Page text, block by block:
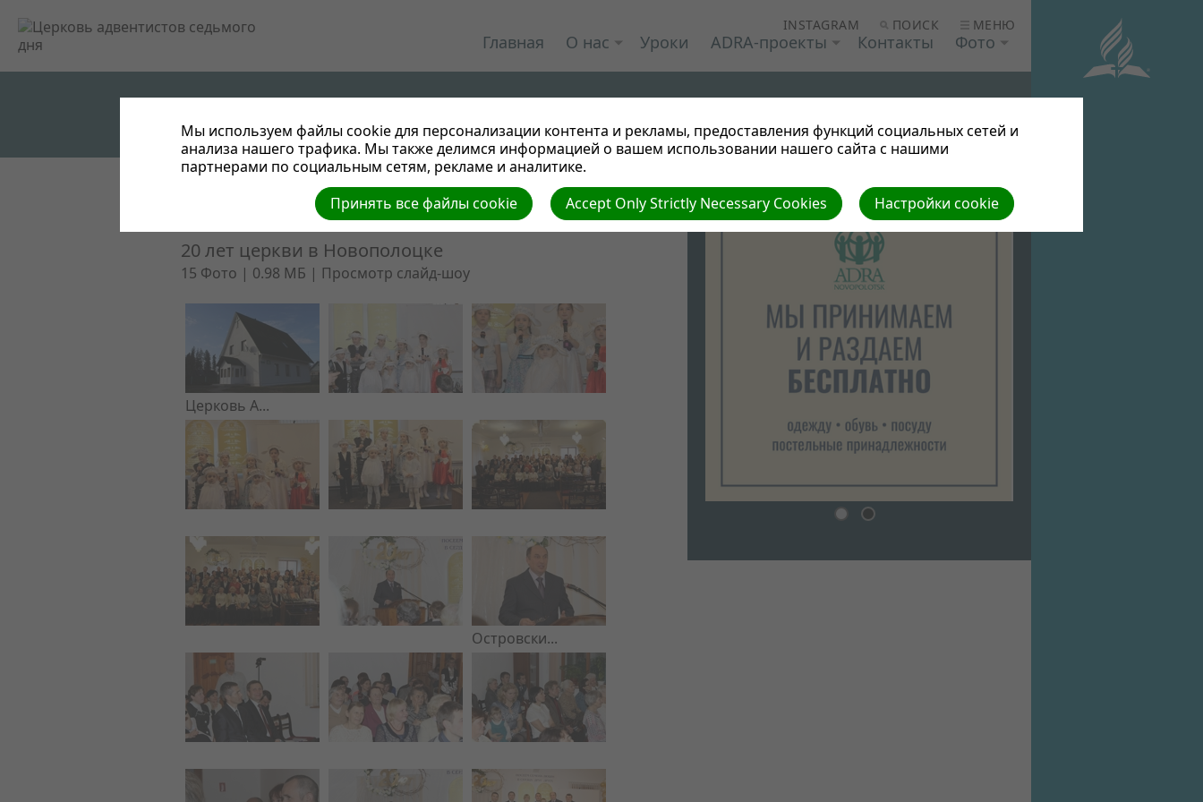
INSTAGRAM ПОИСК МЕНЮ
Главная О нас Уроки ADRA-проекты Контакты Фото
Вернуться к фотоальбомам
20 лет церкви в Новополоцке
15 Фото | 0.98 МБ | Просмотр слайд-шоу
Церковь А...
Островски...
Мы используем файлы cookie для персонализации контента и рекламы, предоставления функций социальных сетей и
анализа нашего трафика. Мы также делимся информацией о вашем использовании нашего сайта с нашими
партнерами по социальным сетям, рекламе и аналитике.
Настройки cookie
Accept Only Strictly Necessary Cookies
Принять все файлы cookie